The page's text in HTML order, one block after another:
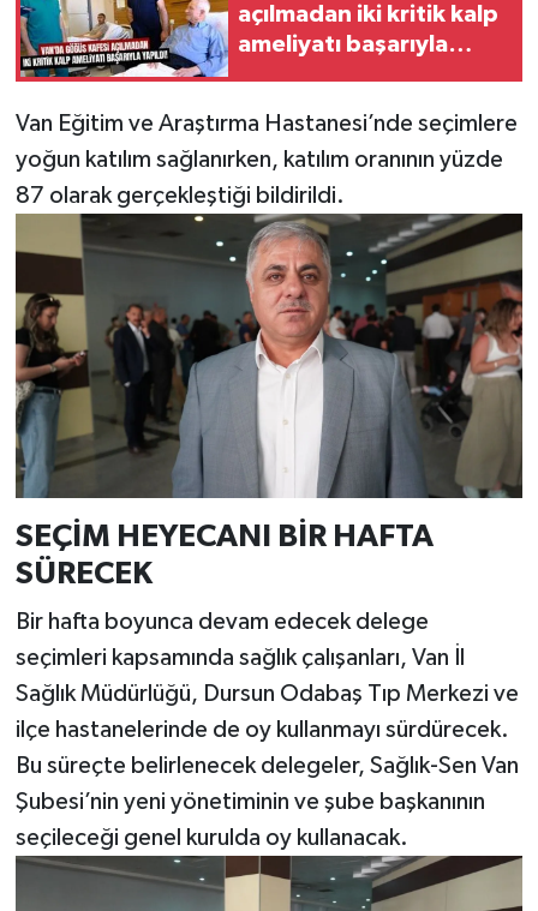
açılmadan iki kritik kalp
ameliyatı başarıyla
Van Eğitim ve Araştırma Hastanesi’nde seçimlere
yoğun katılım sağlanırken, katılım oranının yüzde
87 olarak gerçekleştiği bildirildi.
SEÇİM HEYECANI BİR HAFTA
SÜRECEK
Bir hafta boyunca devam edecek delege
seçimleri kapsamında sağlık çalışanları, Van İl
Sağlık Müdürlüğü, Dursun Odabaş Tıp Merkezi ve
ilçe hastanelerinde de oy kullanmayı sürdürecek.
Bu süreçte belirlenecek delegeler, Sağlık-Sen Van
Şubesi’nin yeni yönetiminin ve şube başkanının
seçileceği genel kurulda oy kullanacak.